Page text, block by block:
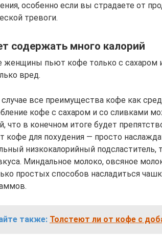
особенно если вы страдаете от
тревоги.
содержать много калорий
женщины пьют кофе только с сахаром
вред.
все преимущества кофе как
кофе с сахаром и со сливками
что в конечном итоге будет
кофе для похудения — просто
низкокалорийный подсластитель,
Миндальное молоко, овсяное
простых способов насладиться
также: Толстеют ли от кофе с